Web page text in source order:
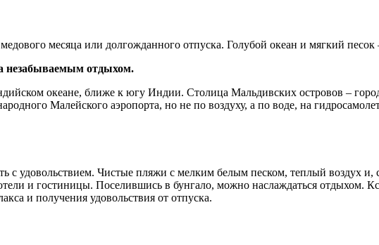
месяца или долгожданного отпуска. Голубой океан и мягкий песок
незабываемым отдыхом.
океане, ближе к югу Индии. Столица Мальдивских островов –
Малейского аэропорта, но не по воздуху, а по воде, на
с удовольствием. Чистые пляжи с мелким белым песком, теплый воздух
и гостиницы. Поселившись в бунгало, можно наслаждаться отдыхом.
и получения удовольствия от отпуска.